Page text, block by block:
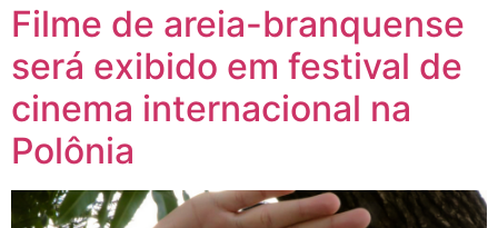
Filme de areia-branquense
será exibido em festival de
cinema internacional na
Polônia